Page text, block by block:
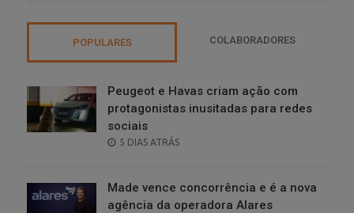
POPULARES COLABORADORES
Peugeot e Havas criam ação com
protagonistas inusitadas para redes
sociais
POSTED
5 DIAS ATRÁS
Made vence concorrência e é a nova
agência da operadora Alares